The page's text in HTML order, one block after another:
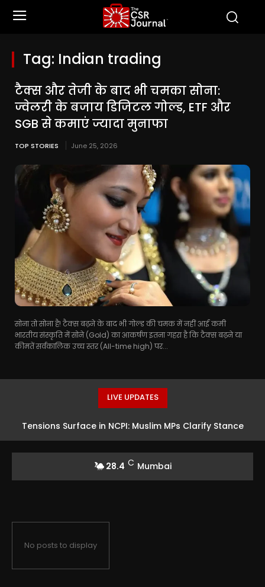
Tag: Indian trading
टैक्स और तेजी के बाद भी चमका सोना:
ज्वेलरी के बजाय डिजिटल गोल्ड, ETF और
SGB से कमाएं ज्यादा मुनाफा
TOP STORIES June 25, 2026
सोना तो सोना है! टैक्स बढ़ने के बाद भी गोल्ड की चमक में नहीं आई कमी
भारतीय संस्कृति में सोने (Gold) का आकर्षण इतना गहरा है कि टैक्स बढ़ने या
कीमतें सर्वकालिक उच्च स्तर (All-time high) पर...
LIVE UPDATES
Tensions Surface in NCPI: Muslim MPs Clarify Stance
28.4 C Mumbai
No posts to display